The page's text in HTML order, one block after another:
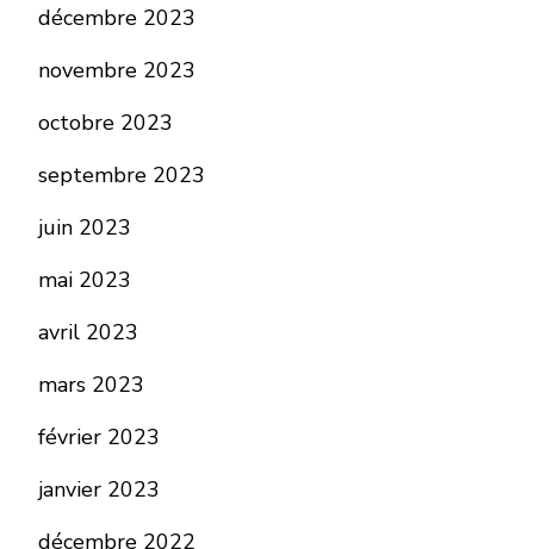
décembre 2023
novembre 2023
octobre 2023
septembre 2023
juin 2023
mai 2023
avril 2023
mars 2023
février 2023
janvier 2023
décembre 2022